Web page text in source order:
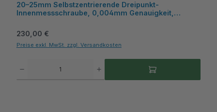
20–25mm Selbstzentrierende Dreipunkt-
Innenmessschraube, 0,004mm Genauigkeit,
Regulärer Preis:
230,00 €
Preise exkl. MwSt. zzgl. Versandkosten